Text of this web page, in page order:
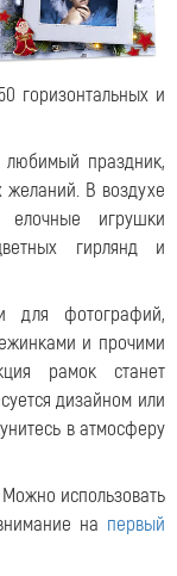
горизонтальных и
праздник,
В воздухе
игрушки
гирлянд и
для фотографий,
и прочими
рамок станет
дизайном или
в атмосферу
использовать
на первый